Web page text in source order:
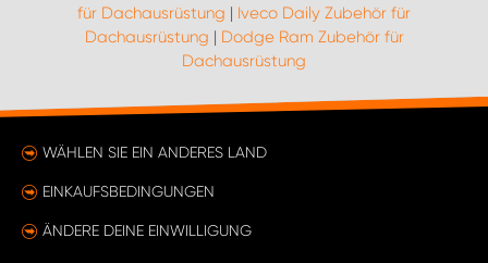
für Dachausrüstung | Iveco Daily Zubehör für
Dachausrüstung | Dodge Ram Zubehör für
Dachausrüstung
WÄHLEN SIE EIN ANDERES LAND
EINKAUFSBEDINGUNGEN
ÄNDERE DEINE EINWILLIGUNG